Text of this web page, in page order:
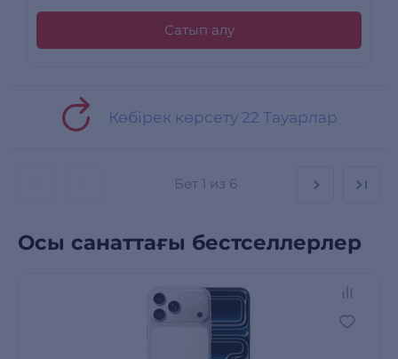
Сатып алу
Көбірек көрсету 22 Тауарлар
Бет 1 из 6
Осы санаттағы бестселлерлер